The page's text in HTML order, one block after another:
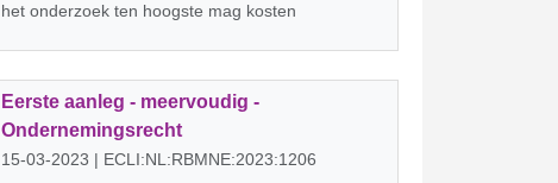
het onderzoek ten hoogste mag kosten
Eerste aanleg - meervoudig -
Ondernemingsrecht
15-03-2023 | ECLI:NL:RBMNE:2023:1206